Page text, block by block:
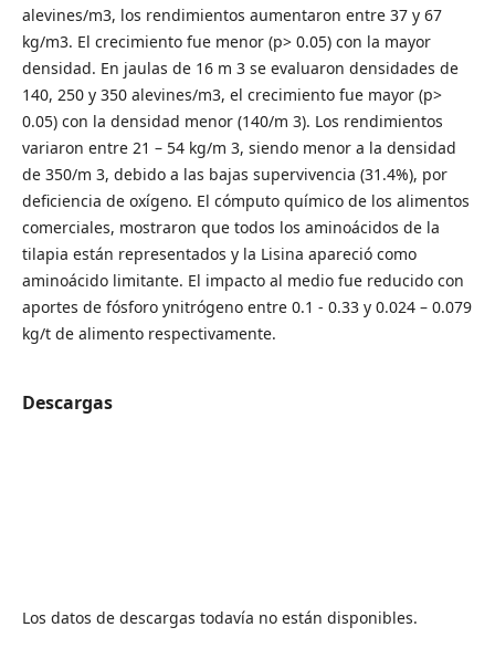
alevines/m3, los rendimientos aumentaron entre 37 y 67
kg/m3. El crecimiento fue menor (p> 0.05) con la mayor
densidad. En jaulas de 16 m 3 se evaluaron densidades de
140, 250 y 350 alevines/m3, el crecimiento fue mayor (p>
0.05) con la densidad menor (140/m 3). Los rendimientos
variaron entre 21 – 54 kg/m 3, siendo menor a la densidad
de 350/m 3, debido a las bajas supervivencia (31.4%), por
deficiencia de oxígeno. El cómputo químico de los alimentos
comerciales, mostraron que todos los aminoácidos de la
tilapia están representados y la Lisina apareció como
aminoácido limitante. El impacto al medio fue reducido con
aportes de fósforo ynitrógeno entre 0.1 - 0.33 y 0.024 – 0.079
kg/t de alimento respectivamente.
Descargas
Los datos de descargas todavía no están disponibles.